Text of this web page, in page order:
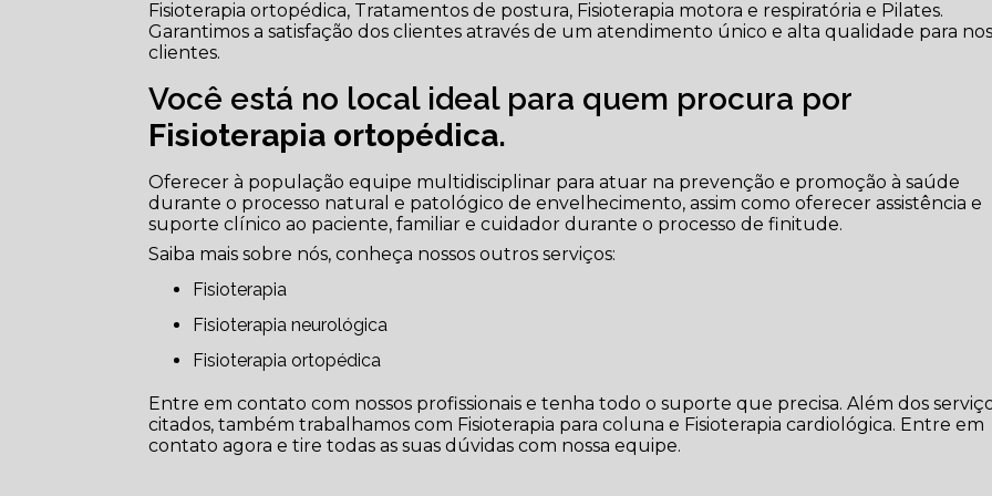
Fisioterapia ortopédica, Tratamentos de postura, Fisioterapia motora e respiratória e Pilates.
Garantimos a satisfação dos clientes através de um atendimento único e alta qualidade para
clientes.
Você está no local ideal para quem procura por
Fisioterapia ortopédica.
Oferecer à população equipe multidisciplinar para atuar na prevenção e promoção à saúde
durante o processo natural e patológico de envelhecimento, assim como oferecer assistência e
suporte clínico ao paciente, familiar e cuidador durante o processo de finitude.
Saiba mais sobre nós, conheça nossos outros serviços:
Fisioterapia
Fisioterapia neurológica
Fisioterapia ortopédica
Entre em contato com nossos profissionais e tenha todo o suporte que precisa. Além dos
citados, também trabalhamos com Fisioterapia para coluna e Fisioterapia cardiológica. Entre em
contato agora e tire todas as suas dúvidas com nossa equipe.